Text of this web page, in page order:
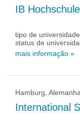
IB
tipo de
status de
mais informação »
Hamburg, Alemanha
International